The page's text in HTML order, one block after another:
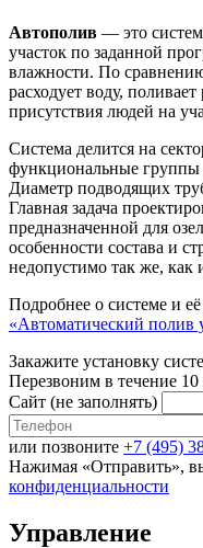
Автополив — это
участок по заданной
влажности. По
расходует воду,
присутствия людей на
Система делится на
функциональные группы
Диаметр подводящих
Главная задача
предназначенной для
особенности состава и
недопустимо так же, как
Подробнее о системе и
«Автоматический полив
Закажите установку
Перезвоним в течение
Сайт (не заполнять)
или позвоните +7 (495)
Нажимая «Отправить»,
конфиденциальности
Управление